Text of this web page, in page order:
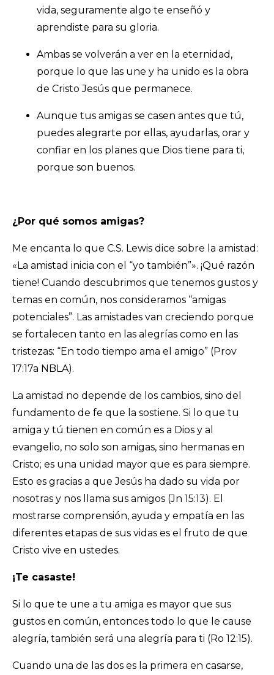
vida, seguramente algo te enseñó y
aprendiste para su gloria.
Ambas se volverán a ver en la eternidad,
porque lo que las une y ha unido es la obra
de Cristo Jesús que permanece.
Aunque tus amigas se casen antes que tú,
puedes alegrarte por ellas, ayudarlas, orar y
confiar en los planes que Dios tiene para ti,
porque son buenos.
¿Por qué somos amigas?
Me encanta lo que C.S. Lewis dice sobre la amistad:
«La amistad inicia con el “yo también”». ¡Qué razón
tiene! Cuando descubrimos que tenemos gustos y
temas en común, nos consideramos “amigas
potenciales”. Las amistades van creciendo porque
se fortalecen tanto en las alegrías como en las
tristezas: “En todo tiempo ama el amigo” (Prov
17:17a NBLA).
La amistad no depende de los cambios, sino del
fundamento de fe que la sostiene. Si lo que tu
amiga y tú tienen en común es a Dios y al
evangelio, no solo son amigas, sino hermanas en
Cristo; es una unidad mayor que es para siempre.
Esto es gracias a que Jesús ha dado su vida por
nosotras y nos llama sus amigos (Jn 15:13). El
mostrarse comprensión, ayuda y empatía en las
diferentes etapas de sus vidas es el fruto de que
Cristo vive en ustedes.
¡Te casaste!
Si lo que te une a tu amiga es mayor que sus
gustos en común, entonces todo lo que le cause
alegría, también será una alegría para ti (Ro 12:15).
Cuando una de las dos es la primera en casarse,